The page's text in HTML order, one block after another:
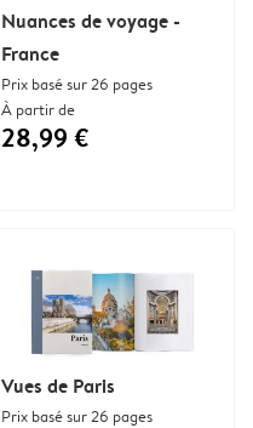
Nuances de voyage -
France
Prix basé sur 26 pages
À partir de
28,99 €
Vues de Paris
Prix basé sur 26 pages